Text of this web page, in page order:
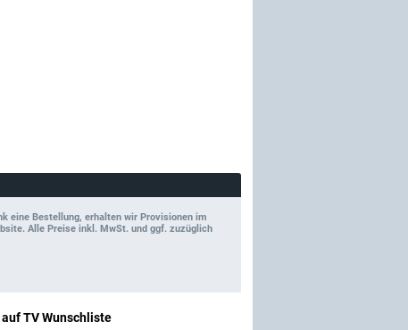
eine Bestellung, erhalten wir Provisionen im
Alle Preise inkl. MwSt. und ggf. zuzüglich
TV Wunschliste